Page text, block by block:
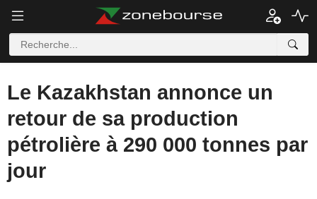
Le Kazakhstan annonce un
retour de sa production
pétrolière à 290 000 tonnes par
jour